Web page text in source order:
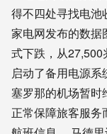
得不四处寻找电池
家电网发布的数据
式下跌，从
启动了备用电源
塞罗那的机场暂时
正常保障旅客服